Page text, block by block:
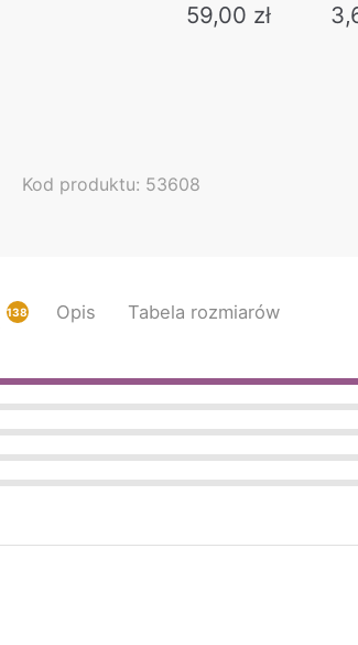
59,00 zł
chosen
product
page
Kod produktu: 53608
138 Opis Tabela rozmiarów